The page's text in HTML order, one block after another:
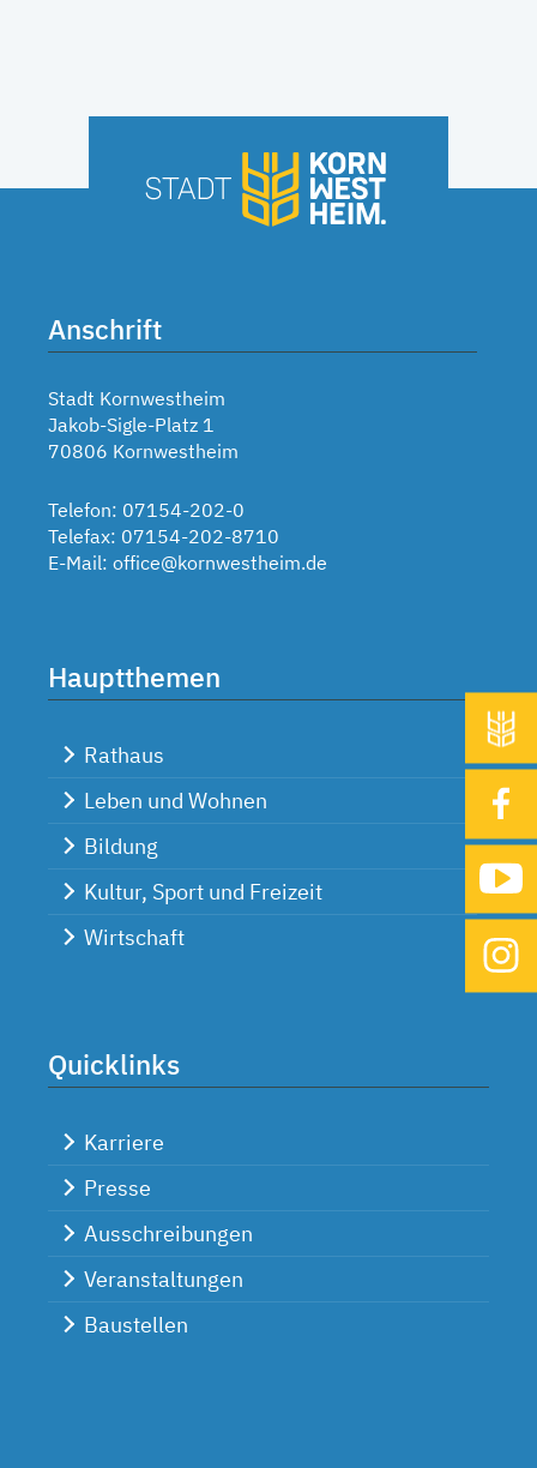
Anschrift
Stadt Kornwestheim
Jakob-Sigle-Platz 1
70806 Kornwestheim
Telefon: 07154-202-0
Telefax: 07154-202-8710
E-Mail: office@kornwestheim.de
Hauptthemen
Rathaus
Leben und Wohnen
Bildung
Kultur, Sport und Freizeit
Wirtschaft
Quicklinks
Karriere
Presse
Ausschreibungen
Veranstaltungen
Baustellen